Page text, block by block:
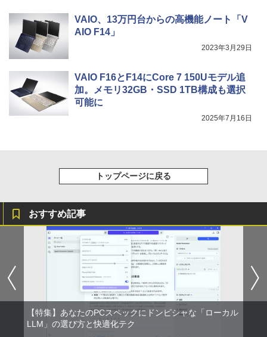
￥3,480
VAIO、13万円台からの高機能ノート「V
AIO F14」
2023年3月29日
VAIO F16とF14にCore 7 150Uモデル追
加。メモリ32GB・SSD 1TB構成も選択
可能に
2025年7月16日
トップページに戻る
おすすめ記事
【特集】あなたのPCスペックにドンピシャな「ローカル
LLM」の選び方と快適化テク